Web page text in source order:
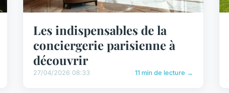
Les indispensables de la
conciergerie parisienne à
découvrir
27/04/2026 08:33 11 min de lecture →